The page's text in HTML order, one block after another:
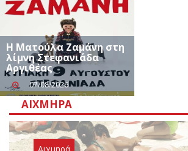
Η Ματούλα Ζαμάνη στη
λίμνη Στεφανιάδα
Αργιθέας
07/08/2026
ΑΙΧΜΗΡΆ